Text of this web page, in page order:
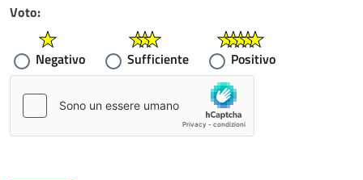
Voto:
Negativo Sufficiente Positivo